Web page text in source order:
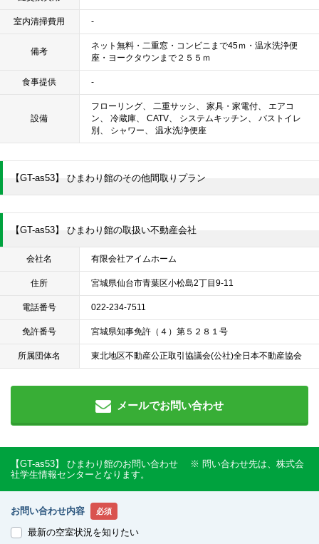
室内清掃費用 -
備考
ネット無料・二重窓・コンビニまで45ｍ・温水洗浄便
座・ヨークタウンまで２５５ｍ
食事提供 -
設備
フローリング、 二重サッシ、 家具・家電付、 エアコ
ン、 冷蔵庫、 CATV、 システムキッチン、 バストイレ
別、 シャワー、 温水洗浄便座
【GT-as53】 ひまわり館のその他間取りプラン
【GT-as53】 ひまわり館の取扱い不動産会社
会社名 有限会社アイムホーム
住所 宮城県仙台市青葉区小松島2丁目9-11
電話番号 022-234-7511
免許番号 宮城県知事免許（４）第５２８１号
所属団体名 東北地区不動産公正取引協議会(公社)全日本不動産協会
メールでお問い合わせ
【GT-as53】 ひまわり館のお問い合わせ ※ 問い合わせ先は、株式会
社学生情報センターとなります。
お問い合わせ内容 必須
最新の空室状況を知りたい